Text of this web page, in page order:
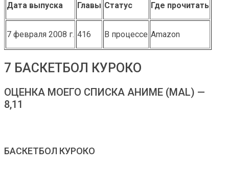
Дата выпуска Главы Статус Где прочитать
7 февраля 2008 г. 416 В процессе Amazon
7 БАСКЕТБОЛ КУРОКО
ОЦЕНКА МОЕГО СПИСКА АНИМЕ (MAL) —
8,11
БАСКЕТБОЛ КУРОКО